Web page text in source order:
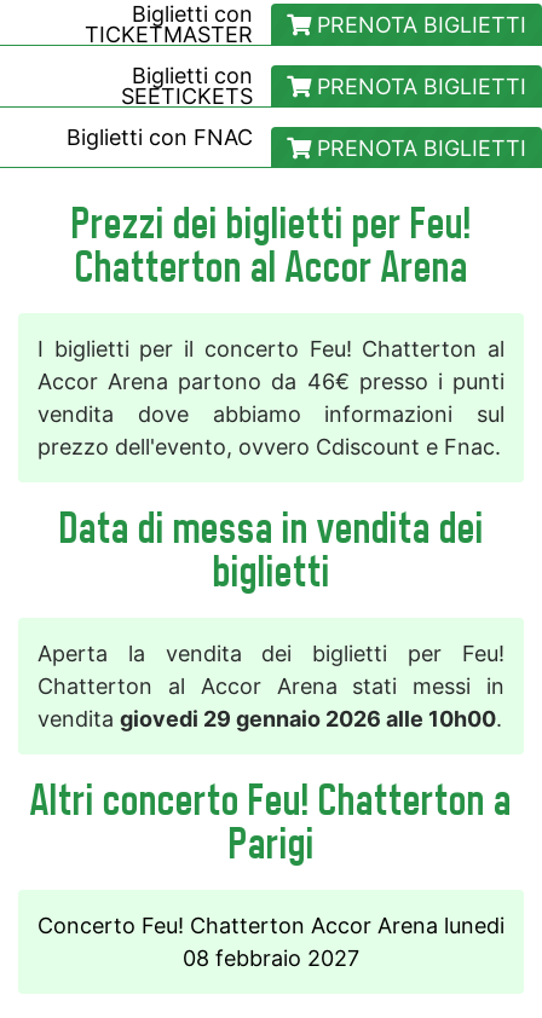
Biglietti con
TICKETMASTER
PRENOTA BIGLIETTI
Biglietti con
SEETICKETS
PRENOTA BIGLIETTI
Biglietti con FNAC PRENOTA BIGLIETTI
Prezzi dei biglietti per Feu!
Chatterton al Accor Arena
I biglietti per il concerto Feu! Chatterton al
Accor Arena partono da 46€ presso i punti
vendita dove abbiamo informazioni sul
prezzo dell'evento, ovvero Cdiscount e Fnac.
Data di messa in vendita dei
biglietti
Aperta la vendita dei biglietti per Feu!
Chatterton al Accor Arena stati messi in
vendita giovedi 29 gennaio 2026 alle 10h00.
Altri concerto Feu! Chatterton a
Parigi
Concerto Feu! Chatterton Accor Arena lunedi
08 febbraio 2027